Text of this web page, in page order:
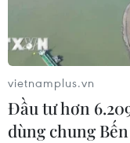
thanh toán
vietnamplus.vn
Đầu tư hơn
dùng chung